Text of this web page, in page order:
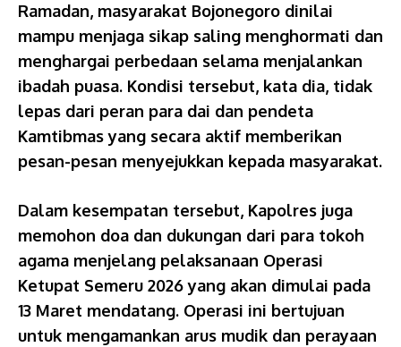
Ramadan, masyarakat Bojonegoro dinilai
mampu menjaga sikap saling menghormati dan
menghargai perbedaan selama menjalankan
ibadah puasa. Kondisi tersebut, kata dia, tidak
lepas dari peran para dai dan pendeta
Kamtibmas yang secara aktif memberikan
pesan-pesan menyejukkan kepada masyarakat.
Dalam kesempatan tersebut, Kapolres juga
memohon doa dan dukungan dari para tokoh
agama menjelang pelaksanaan Operasi
Ketupat Semeru 2026 yang akan dimulai pada
13 Maret mendatang. Operasi ini bertujuan
untuk mengamankan arus mudik dan perayaan